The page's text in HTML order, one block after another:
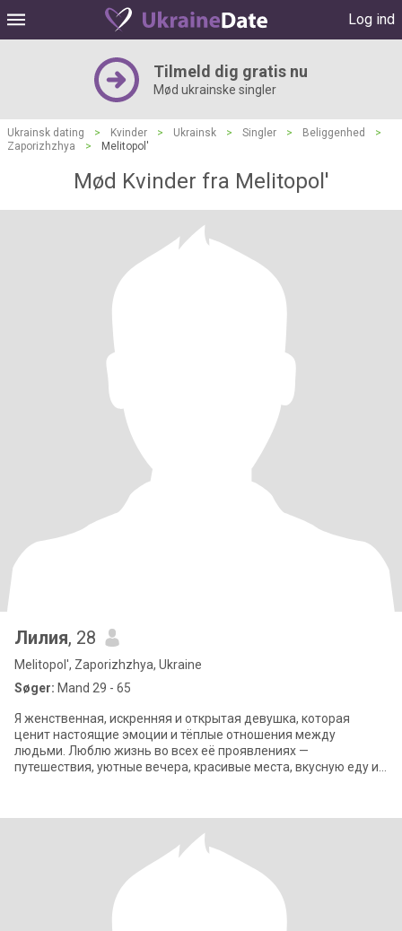
Log ind
Tilmeld dig gratis nu
Mød ukrainske singler
Ukrainsk dating > Kvinder > Ukrainsk > Singler > Beliggenhed
>
Zaporizhzhya
> Melitopol'
Mød Kvinder fra Melitopol'
Лилия, 28
Melitopol', Zaporizhzhya, Ukraine
Søger: Mand 29 - 65
Я женственная, искренняя и открытая девушка, которая
ценит настоящие эмоции и тёплые отношения между
людьми. Люблю жизнь во всех её проявлениях —
путешествия, уютные вечера, красивые места, вкусную еду и